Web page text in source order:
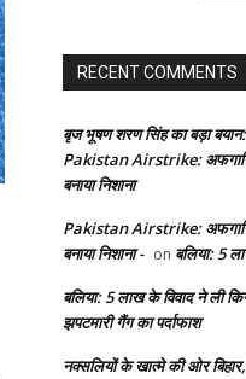
RECENT COMMENTS
बृज भूषण शरण सिंह का बड़ा
Pakistan Airstrike:
बनाया निशाना
Pakistan Airstrike:
बनाया निशाना - on बलिया: 5
बलिया: 5 लाख के विवाद ने ली
झपटमारी गैंग का पर्दाफाश
नक्सलियों के खात्मे की ओर